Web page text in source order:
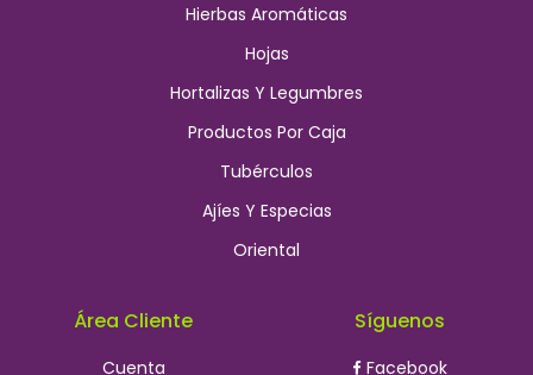
Hierbas Aromáticas
Hojas
Hortalizas Y Legumbres
Productos Por Caja
Tubérculos
Ajíes Y Especias
Oriental
Área Cliente
Cuenta
Síguenos
Facebook